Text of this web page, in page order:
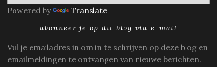
Powered by Translate
abonneer je op dit blog via e-mail
Vul je emailadres in om in te schrijven op deze blog en
emailmeldingen te ontvangen van nieuwe berichten.